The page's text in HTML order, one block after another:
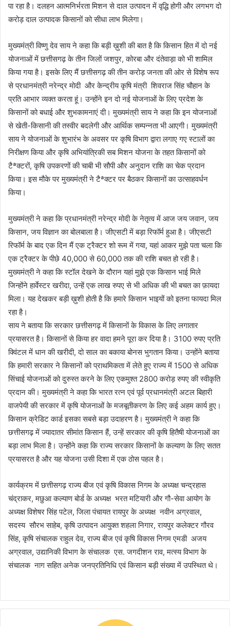
पा रहा है। दलहन आत्मनिर्भरता मिशन से दाल उत्पादन में वृद्धि होगी और लगभग दो
करोड़ दाल उत्पादक किसानों को सीधा लाभ मिलेगा।
मुख्यमंत्री विष्णु देव साय ने कहा कि बड़ी ख़ुशी की बात है कि किसान हित में दो नई
योजनाओं में छत्तीसगढ़ के तीन जिलों जशपुर, कोरबा और दंतेवाड़ा को भी शामिल
किया गया है। इसके लिए मैं छत्तीसगढ़ की तीन करोड़ जनता की ओर से विशेष रूप
से प्रधानमंत्री नरेन्द्र मोदी और केन्द्रीय कृषि मंत्री शिवराज सिंह चौहान के
प्रति आभार व्यक्त करता हूं। उन्होंने इन दो नई योजनाओं के लिए प्रदेश के
किसानों को बधाई और शुभकामनाएं दी। मुख्यमंत्री साय ने कहा कि इन योजनाओं
से खेती-किसानी की तस्वीर बदलेगी और आर्थिक सम्पन्नता भी आएगी। मुख्यमंत्री
साय ने योजनाओं के शुभारंभ के अवसर पर कृषि विभाग द्वारा लगाए गए स्टालों का
निरीक्षण किया और कृषि अभियांत्रिकी सब मिशन योजना के तहत किसानों को
टैªक्टरों, कृषि उपकरणों की चाबी भी सौपी और अनुदान राशि का चेक प्रदान
किया। इस मौके पर मुख्यमंत्री ने टैªक्टर पर बैठकर किसानों का उत्साहवर्धन
किया।
मुख्यमंत्री ने कहा कि प्रधानमंत्री नरेन्द्र मोदी के नेतृत्व में आज जय जवान, जय
किसान, जय विज्ञान का बोलबाला है। जीएसटी में बड़ा रिफॉर्म हुआ है। जीएसटी
रिफॉर्म के बाद एक दिन मैं एक ट्रैक्टर शो रूम में गया, यहां आकर मुझे पता चला कि
एक ट्रैक्टर के पीछे 40,000 से 60,000 तक की राशि बचत हो रही है।
मुख्यमंत्री ने कहा कि स्टॉल देखने के दौरान यहां मुझे एक किसान भाई मिले
जिन्होंने हार्वेस्टर खरीदा, उन्हें एक लाख रुपए से भी अधिक की भी बचत का फ़ायदा
मिला। यह देखकर बड़ी ख़ुशी होती है कि हमारे किसान भाइयों को इतना फायदा मिल
रहा है।
साय ने बताया कि सरकार छत्तीसगढ़ में किसानों के विकास के लिए लगातार
प्रयासरत है। किसानों से किया हर वादा हमने पूरा कर दिया है। 3100 रुपए प्रति
क्विंटल में धान की खरीदी, दो साल का बकाया बोनस भुगतान किया। उन्होंने बताया
कि हमारी सरकार ने किसानों को प्राथमिकता में लेते हुए राज्य में 1500 से अधिक
सिंचाई योजनाओं को दुरुस्त करने के लिए एकमुश्त 2800 करोड़ रुपए की स्वीकृति
प्रदान की। मुख्यमंत्री ने कहा कि भारत रत्न एवं पूर्व प्रधानमंत्री अटल बिहारी
वाजपेयी की सरकार में कृषि योजनाओं के मजबूतीकरण के लिए कई अहम कार्य हुए।
किसान क्रेडिट कार्ड इसका सबसे बड़ा उदाहरण है। मुख्यमंत्री ने कहा कि
छत्तीसगढ़ में ज्यादातर सीमांत किसान हैं, उन्हें सरकार की कृषि हितैषी योजनाओं का
बड़ा लाभ मिला है। उन्होंने कहा कि राज्य सरकार किसानों के कल्याण के लिए सतत
प्रयासरत है और यह योजना उसी दिशा में एक ठोस पहल है।
कार्यक्रम में छत्तीसगढ़ राज्य बीज एवं कृषि विकास निगम के अध्यक्ष चन्द्रहास
चंद्राकर, मछुआ कल्याण बोर्ड के अध्यक्ष भरत मटियारी और गौ-सेवा आयोग के
अध्यक्ष विशेषर सिंह पटेल, जिला पंचायत रायपुर के अध्यक्ष नवीन अग्रवाल,
सदस्य सौरभ साहेब, कृषि उत्पादन आयुक्त शहला निगार, रायपुर कलेक्टर गौरव
सिंह, कृषि संचालक राहुल देव, राज्य बीज एवं कृषि विकास निगम एमडी अजय
अग्रवाल, उद्यानिकी विभाग के संचालक एस. जगदीशन राव, मत्स्य विभाग के
संचालक नाग सहित अनेक जनप्रतिनिधि एवं किसान बड़ी संख्या में उपस्थित थे।